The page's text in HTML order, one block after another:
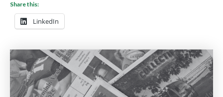
Share this:
LinkedIn